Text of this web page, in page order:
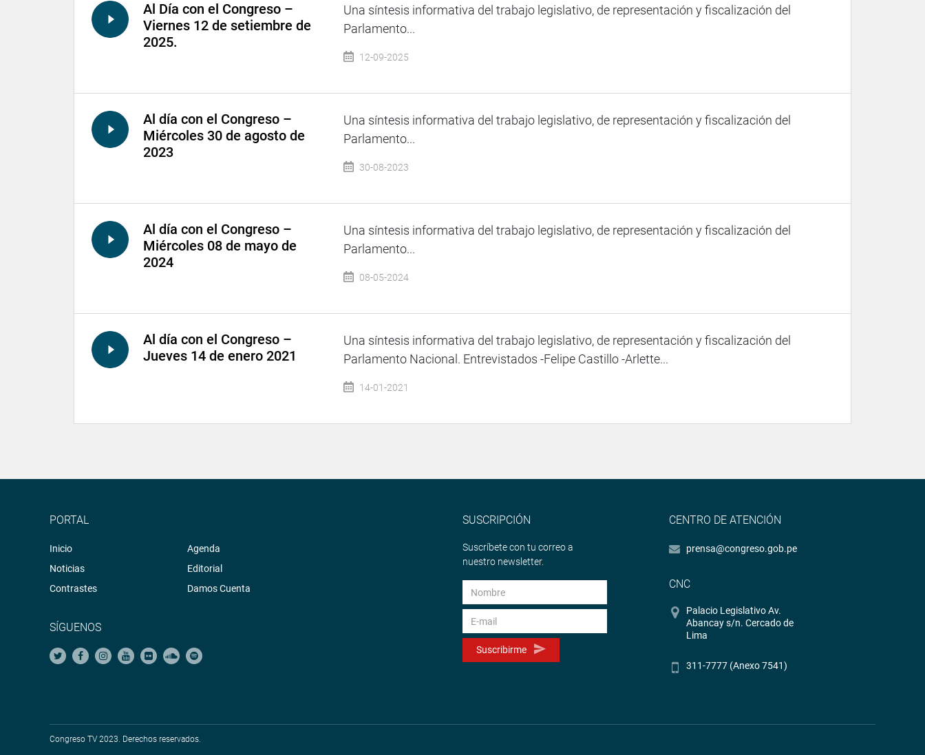
Al Día con el Congreso –
Viernes 12 de setiembre de
2025.
Una síntesis informativa del trabajo legislativo, de representación y fiscalización del
Parlamento...
12-09-2025
Al día con el Congreso –
Miércoles 30 de agosto de
2023
Una síntesis informativa del trabajo legislativo, de representación y fiscalización del
Parlamento...
30-08-2023
Al día con el Congreso –
Miércoles 08 de mayo de
2024
Una síntesis informativa del trabajo legislativo, de representación y fiscalización del
Parlamento...
08-05-2024
Al día con el Congreso –
Jueves 14 de enero 2021
Una síntesis informativa del trabajo legislativo, de representación y fiscalización del
Parlamento Nacional. Entrevistados -Felipe Castillo -Arlette...
14-01-2021
PORTAL
Inicio
Noticias
Contrastes
Agenda
Editorial
Damos Cuenta
SÍGUENOS
SUSCRIPCIÓN
Suscríbete con tu correo a
nuestro newsletter.
Suscribirme
CENTRO DE ATENCIÓN
prensa@congreso.gob.pe
CNC
Palacio Legislativo Av.
Abancay s/n. Cercado de
Lima
311-7777 (Anexo 7541)
Congreso TV 2023. Derechos reservados.